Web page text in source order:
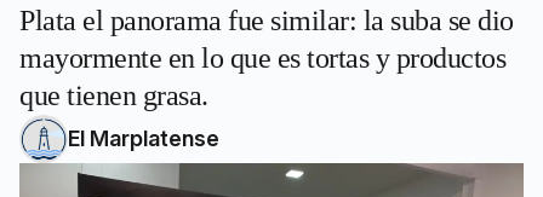
Plata el panorama fue similar: la suba se dio
mayormente en lo que es tortas y productos
que tienen grasa.
El Marplatense